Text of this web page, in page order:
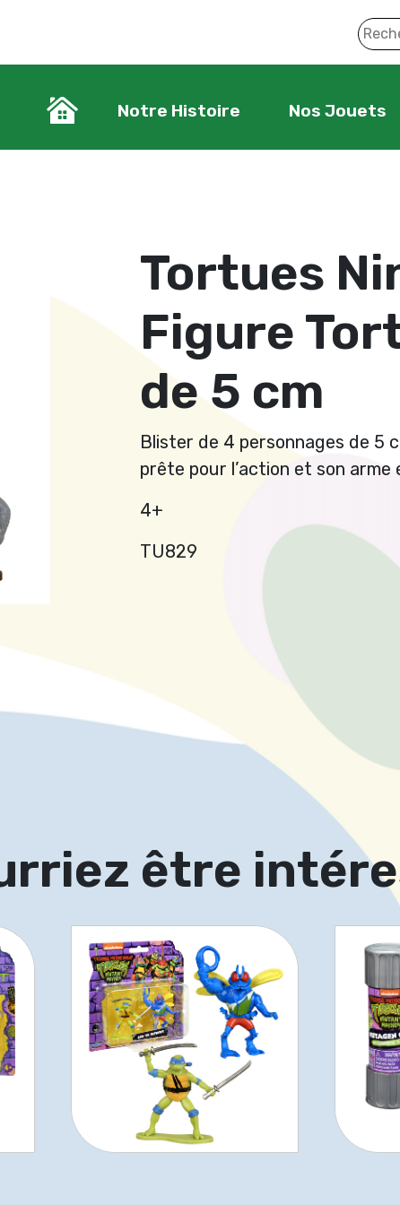
Notre Histoire Nos Jouets
Tortues
Figure
de 5 cm
Blister de 4 personnages de 5
prête pour l’action et son arme
4+
TU829
être